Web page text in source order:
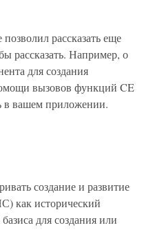
рассказать еще
рассказать. Например, о
для создания
вызовов функций CE
в вашем приложении.
создание и развитие
как исторический
для создания или